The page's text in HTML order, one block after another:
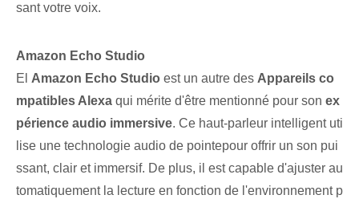
sant votre voix.
Amazon Echo Studio
El Amazon Echo Studio est un autre des Appareils co
mpatibles Alexa qui mérite d'être mentionné pour son ex
périence audio immersive. ⁢Ce haut-parleur intelligent uti
lise ⁢une technologie audio de pointe⁢pour ⁣offrir ⁣un son pui
ssant, ⁣clair et immersif.‌ De plus, il est capable d'ajuster ⁢au
tomatiquement⁢ la lecture en fonction de l'environnement p